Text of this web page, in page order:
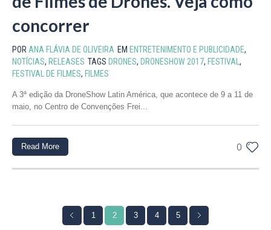
concorrer
POR ANA FLÁVIA DE OLIVEIRA EM ENTRETENIMENTO E PUBLICIDADE,
NOTÍCIAS, RELEASES TAGS DRONES, DRONESHOW 2017, FESTIVAL ,
FESTIVAL DE FILMES, FILMES
A 3ª edição da DroneShow Latin América, que acontece de 9 a 11 de
maio, no Centro de Convenções Frei...
0
Read More
1 2 3 4 5